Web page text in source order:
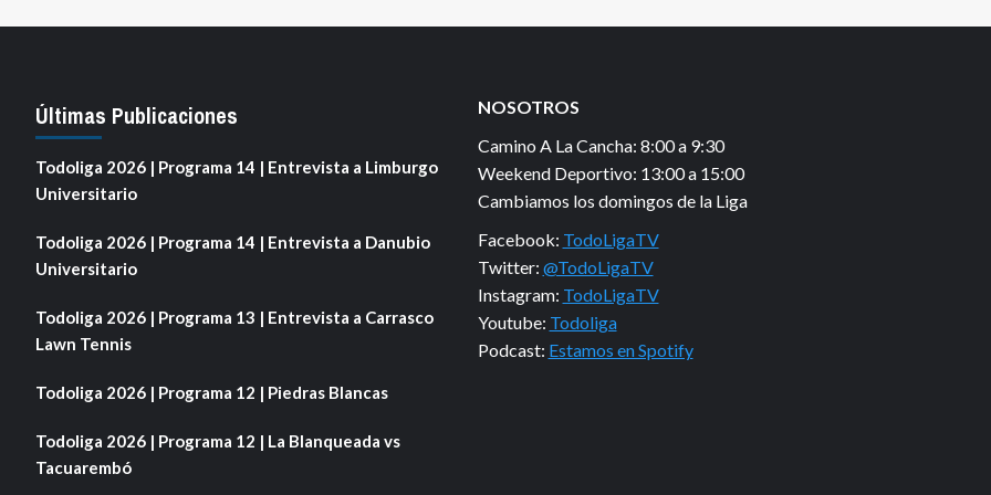
Últimas Publicaciones
Todoliga 2026 | Programa 14 | Entrevista a Limburgo
Universitario
Todoliga 2026 | Programa 14 | Entrevista a Danubio
Universitario
Todoliga 2026 | Programa 13 | Entrevista a Carrasco
Lawn Tennis
Todoliga 2026 | Programa 12 | Piedras Blancas
Todoliga 2026 | Programa 12 | La Blanqueada vs
Tacuarembó
NOSOTROS
Camino A La Cancha: 8:00 a 9:30
Weekend Deportivo: 13:00 a 15:00
Cambiamos los domingos de la Liga
Facebook: TodoLigaTV
Twitter: @TodoLigaTV
Instagram: TodoLigaTV
Youtube: Todoliga
Podcast: Estamos en Spotify